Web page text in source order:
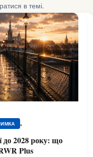
в темі.
,
до 2028 року: що
Plus